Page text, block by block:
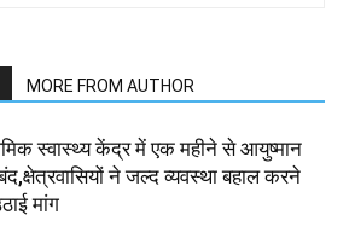
MORE FROM AUTHOR
स्वास्थ्य केंद्र में एक महीने से आयुष्मान
ने जल्द व्यवस्था बहाल करने
मांग